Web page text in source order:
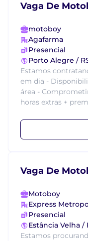
Vaga De
motoboy
Agafarma
Presencial
Porto Alegre /
Estamos
em dia -
área -
horas extras +
Vaga De
Motoboy
Express
Presencial
Estância Velha /
Estamos